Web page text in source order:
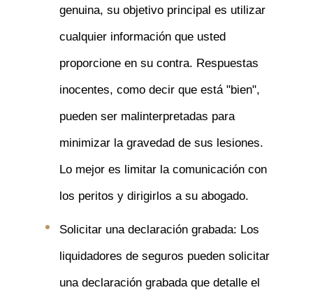
genuina, su objetivo principal es utilizar
cualquier información que usted
proporcione en su contra. Respuestas
inocentes, como decir que está "bien",
pueden ser malinterpretadas para
minimizar la gravedad de sus lesiones.
Lo mejor es limitar la comunicación con
los peritos y dirigirlos a su abogado.
Solicitar una declaración grabada: Los
liquidadores de seguros pueden solicitar
una declaración grabada que detalle el